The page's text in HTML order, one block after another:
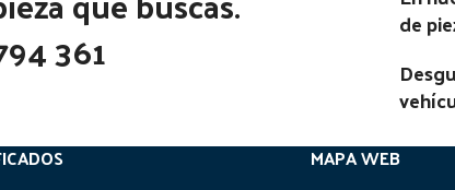
361
de
MAPA WEB